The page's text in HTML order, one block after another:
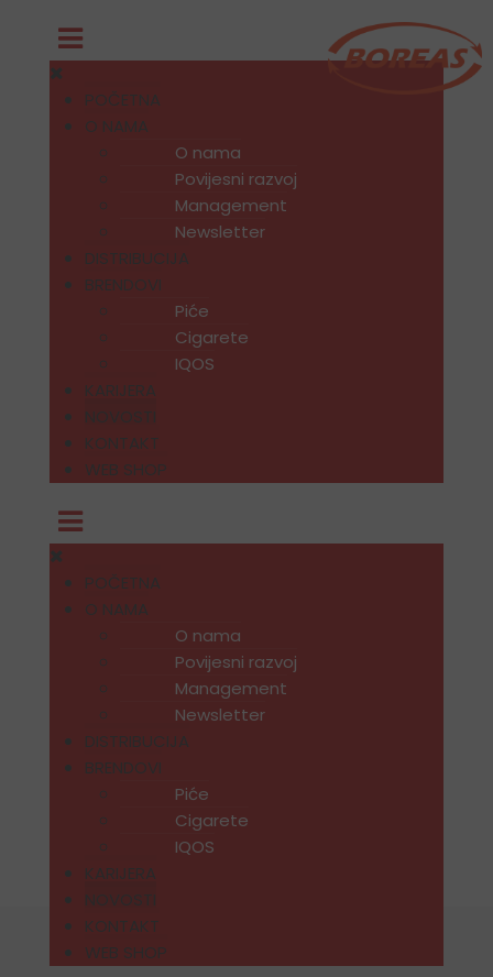
POČETNA
O NAMA
O nama
Povijesni razvoj
Management
Newsletter
DISTRIBUCIJA
BRENDOVI
Piće
Cigarete
IQOS
KARIJERA
NOVOSTI
KONTAKT
WEB SHOP
POČETNA
O NAMA
O nama
Povijesni razvoj
Management
Newsletter
DISTRIBUCIJA
BRENDOVI
Piće
Cigarete
IQOS
KARIJERA
NOVOSTI
KONTAKT
WEB SHOP